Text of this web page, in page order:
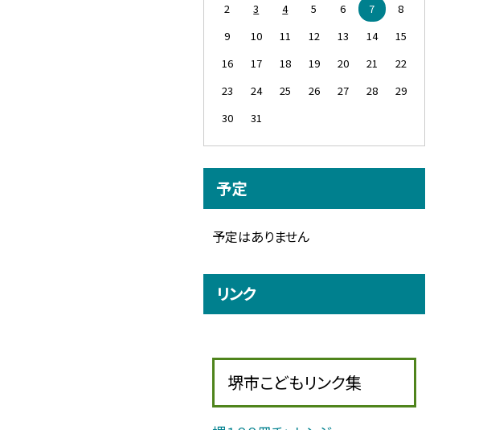
2
3 4 5 6 7
8
9
10 11 12 13 14
15
16
17 18 19 20 21
22
23
24 25 26 27 28
29
30
31
予定
予定はありません
リンク
堺市こどもリンク集